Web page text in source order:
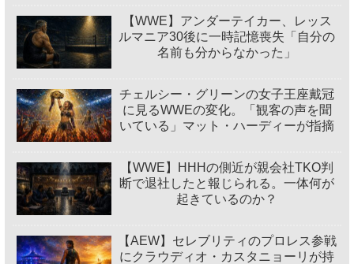
【WWE】アンダーテイカー、レッス
ルマニア30後に一時記憶喪失「自分の
名前も分からなかった」
チェルシー・グリーンの女子王座戴冠
に見るWWEの変化。「観客の声を聞
いている」マット・ハーディーが指摘
【WWE】HHHの側近が親会社TKO判
断で退社したと報じられる。一体何が
起きているのか？
【AEW】セレブリティのプロレス参戦
にクラウディオ・カスタニョーリが持